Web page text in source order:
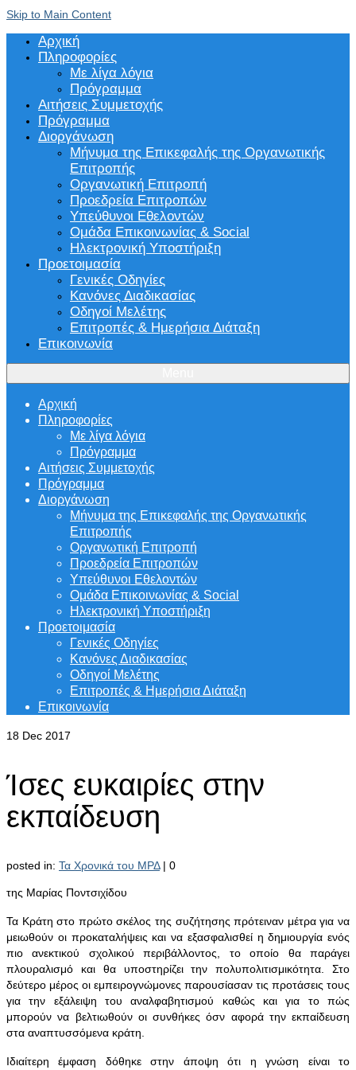
Skip to Main Content
Αρχική
Πληροφορίες
Με λίγα λόγια
Πρόγραμμα
Αιτήσεις Συμμετοχής
Πρόγραμμα
Διοργάνωση
Μήνυμα της Επικεφαλής της Οργανωτικής
Επιτροπής
Οργανωτική Επιτροπή
Προεδρεία Επιτροπών
Υπεύθυνοι Εθελοντών
Ομάδα Επικοινωνίας & Social
Ηλεκτρονική Υποστήριξη
Προετοιμασία
Γενικές Οδηγίες
Κανόνες Διαδικασίας
Οδηγοί Μελέτης
Επιτροπές & Ημερήσια Διάταξη
Επικοινωνία
Αρχική
Πληροφορίες
Με λίγα λόγια
Πρόγραμμα
Αιτήσεις Συμμετοχής
Πρόγραμμα
Διοργάνωση
Μήνυμα της Επικεφαλής της Οργανωτικής
Επιτροπής
Οργανωτική Επιτροπή
Προεδρεία Επιτροπών
Υπεύθυνοι Εθελοντών
Ομάδα Επικοινωνίας & Social
Ηλεκτρονική Υποστήριξη
Προετοιμασία
Γενικές Οδηγίες
Κανόνες Διαδικασίας
Οδηγοί Μελέτης
Επιτροπές & Ημερήσια Διάταξη
Επικοινωνία
18 Dec 2017
Ίσες ευκαιρίες στην
εκπαίδευση
posted in: Τα Χρονικά του ΜΡΔ | 0
της Μαρίας Ποντσιχίδου
Τα Κράτη στο πρώτο σκέλος της συζήτησης πρότειναν μέτρα για να
μειωθούν οι προκαταλήψεις και να εξασφαλισθεί η δημιουργία ενός
πιο ανεκτικού σχολικού περιβάλλοντος, το οποίο θα παράγει
πλουραλισμό και θα υποστηρίζει την πολυπολιτισμικότητα. Στο
δεύτερο μέρος οι εμπειρογνώμονες παρουσίασαν τις προτάσεις τους
για την εξάλειψη του αναλφαβητισμού καθώς και για το πώς
μπορούν να βελτιωθούν οι συνθήκες όσν αφορά την εκπαίδευση
στα αναπτυσσόμενα κράτη.
Ιδιαίτερη έμφαση δόθηκε στην άποψη ότι η γνώση είναι το